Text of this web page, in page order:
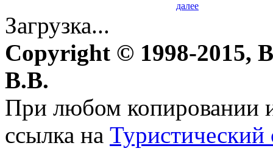
далее
Загрузка...
Copyright © 1998-2015,
В.В.
При любом копировании
ссылка на